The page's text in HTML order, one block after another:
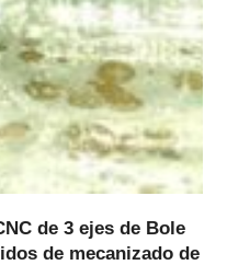
de 3 ejes de Bole
de mecanizado de